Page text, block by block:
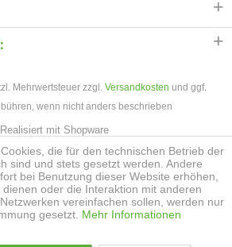
Mehrwertsteuer zzgl. Versandkosten und ggf.
wenn nicht anders beschrieben
Realisiert mit Shopware
die für den technischen Betrieb der
sind und stets gesetzt werden. Andere
bei Benutzung dieser Website erhöhen,
oder die Interaktion mit anderen
vereinfachen sollen, werden nur
gesetzt. Mehr Informationen